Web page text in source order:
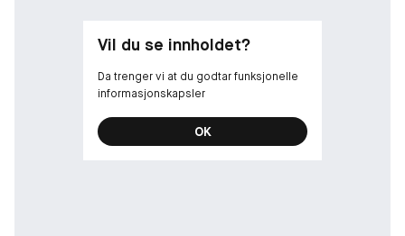
Vil du se innholdet?
Da trenger vi at du godtar funksjonelle
informasjonskapsler
OK